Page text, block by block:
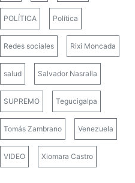
POLÍTICA Política
Redes sociales Rixi Moncada
salud Salvador Nasralla
SUPREMO Tegucigalpa
Tomás Zambrano Venezuela
VIDEO Xiomara Castro